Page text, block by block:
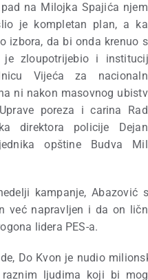
na Milojka Spajića
je kompletan plan, a
izbora, da bi onda krenuo
zloupotrijebio i
Vijeća za
ni nakon masovnog
poreza i carina
direktora policije
opštine Budva
kampanje, Abazović
već napravljen i da on
lidera PES-a.
Do Kvon je nudio
ljudima koji bi